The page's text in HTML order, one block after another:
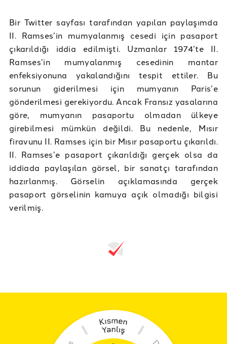
Bir Twitter sayfası tarafından yapılan paylaşımda
II. Ramses’in mumyalanmış cesedi için pasaport
çıkarıldığı iddia edilmişti. Uzmanlar 1974’te II.
Ramses’in mumyalanmış cesedinin mantar
enfeksiyonuna yakalandığını tespit ettiler. Bu
sorunun giderilmesi için mumyanın Paris’e
gönderilmesi gerekiyordu. Ancak Fransız yasalarına
göre, mumyanın pasaportu olmadan ülkeye
girebilmesi mümkün değildi. Bu nedenle, Mısır
firavunu II. Ramses için bir Mısır pasaportu çıkarıldı.
II. Ramses’e pasaport çıkarıldığı gerçek olsa da
iddiada paylaşılan görsel, bir sanatçı tarafından
hazırlanmış. Görselin açıklamasında gerçek
pasaport görselinin kamuya açık olmadığı bilgisi
verilmiş.